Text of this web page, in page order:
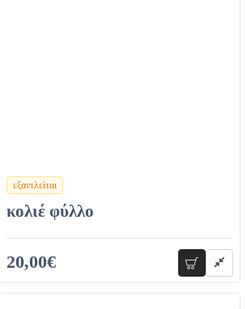
εξαντλείται
χρώματα
κολιέ φύλλο
20,00€ προσθήκη